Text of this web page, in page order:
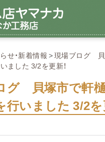
せ・新着情報
現場ブログ 貝
ました 3/2を更新！
グ 貝塚市で軒
行いました 3/2を